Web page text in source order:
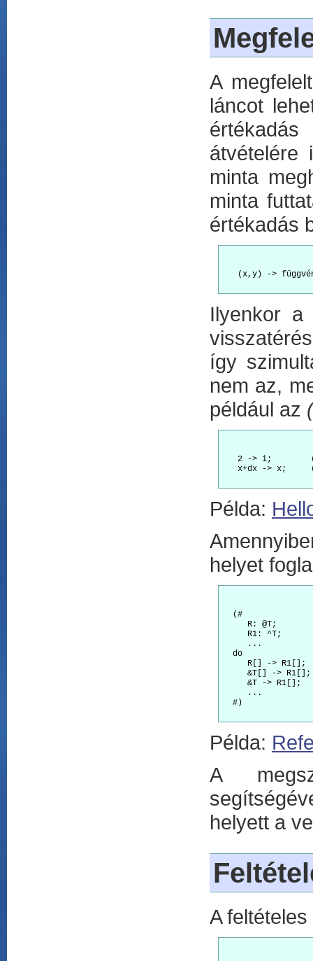
A
láncot
átvételére
minta
minta
értékadás
(x,y) ->
Ilyenkor
így
nem az,
például az
2 -> i;
x+dx -> x;
Példa:
helyet
  (#
     R: @T;
     R1: ^T;
     ...
  do
R[] -> R1[];
&T[] ->
&T -> R1[];
     ...
  #)
Példa:
A
helyett a
A